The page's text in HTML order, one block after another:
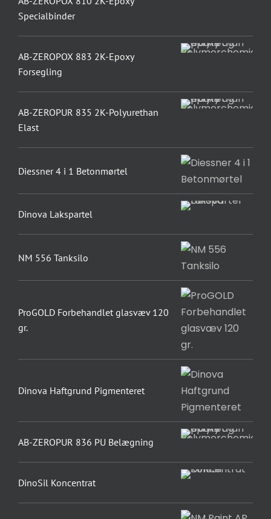
Specialbinder
AB-ZEROPOX 883 2K-Epoxy
Forsegling
AB-ZEROPUR 835 2K-Polyurethan
Elast
Diessner 4 i 1 Betonmørtel
Dinova Lakspartel
NM 556 Tanksilo
ProGOLD Forbehandlet glasvæv 120
gr.
Dinova Haftgrund Pigmenteret
AB-ZEROPUR 836 PU Belægning
DinoSil Koncentrat